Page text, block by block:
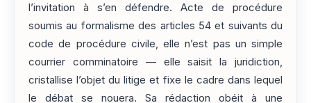
l’invitation à s’en défendre. Acte de procédure
soumis au formalisme des articles 54 et suivants du
code de procédure civile, elle n’est pas un simple
courrier comminatoire — elle saisit la juridiction,
cristallise l’objet du litige et fixe le cadre dans lequel
le débat se nouera. Sa rédaction obéit à une